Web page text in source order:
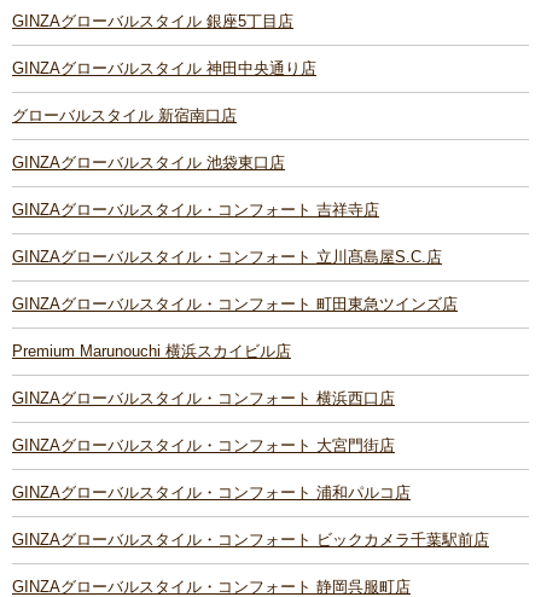
GINZAグローバルスタイル 銀座5丁目店
GINZAグローバルスタイル 神田中央通り店
グローバルスタイル 新宿南口店
GINZAグローバルスタイル 池袋東口店
GINZAグローバルスタイル・コンフォート 吉祥寺店
GINZAグローバルスタイル・コンフォート 立川髙島屋S.C.店
GINZAグローバルスタイル・コンフォート 町田東急ツインズ店
Premium Marunouchi 横浜スカイビル店
GINZAグローバルスタイル・コンフォート 横浜西口店
GINZAグローバルスタイル・コンフォート 大宮門街店
GINZAグローバルスタイル・コンフォート 浦和パルコ店
GINZAグローバルスタイル・コンフォート ビックカメラ千葉駅前店
GINZAグローバルスタイル・コンフォート 静岡呉服町店